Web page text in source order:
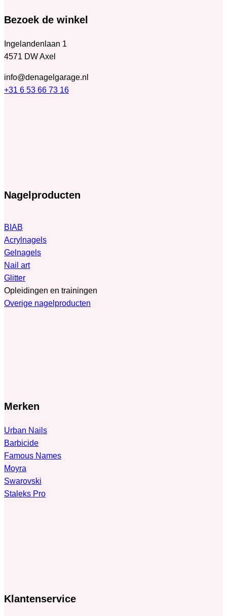
Bezoek de winkel
Ingelandenlaan 1
4571 DW Axel
info@denagelgarage.nl
+31 6 53 66 73 16
Nagelproducten
BIAB
Acrylnagels
Gelnagels
Nail art
Glitter
Opleidingen en trainingen
Overige nagelproducten
Merken
Urban Nails
Barbicide
Famous Names
Moyra
Swarovski
Staleks Pro
Klantenservice